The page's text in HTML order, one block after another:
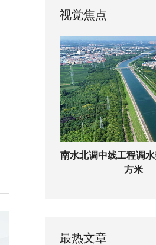
视觉焦点
南水北调中线工程调
方米
最热文章